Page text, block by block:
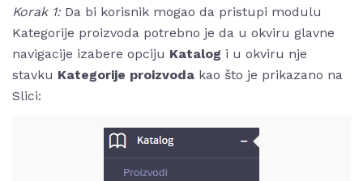
Korak 1:Da bi korisnik mogao da pristupi modulu
Kategorije proizvoda potrebno je da u okviru glavne
navigacije izabere opciju Katalog i u okviru nje
stavku Kategorije proizvoda kao što je prikazano na
Slici: